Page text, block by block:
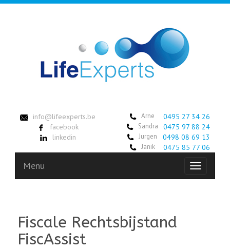
info@lifeexperts.be
facebook
linkedin
Arne 0495 27 34 26
Sandra 0475 97 88 24
Jurgen 0498 08 69 13
Janik 0475 85 77 06
Toggle
Menu
Fiscale Rechtsbijstand
FiscAssist